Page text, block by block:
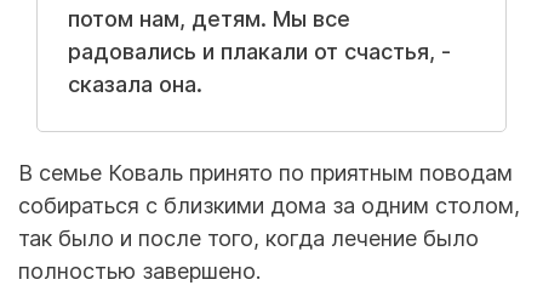
потом нам, детям. Мы все
радовались и плакали от счастья, -
сказала она.
В семье Коваль принято по приятным поводам
собираться с близкими дома за одним столом,
так было и после того, когда лечение было
полностью завершено.